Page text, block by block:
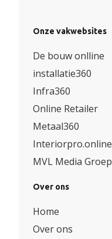
Onze vakwebsites
De bouw onlline
installatie360
Infra360
Online Retailer
Metaal360
Interiorpro.online
MVL Media Groep
Over ons
Home
Over ons